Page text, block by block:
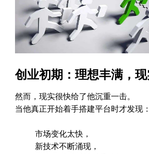
创业初期：理想丰满，
然而，现实很快给了他沉重一击。
当他真正开始着手搭建平台时才发现：
市场变化太快，
新技术不断涌现，